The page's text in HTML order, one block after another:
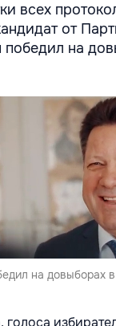
всех
от
на
на довыборах